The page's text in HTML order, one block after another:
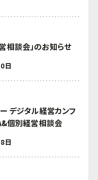
相談会」のお知らせ
日
デジタル経営カンフ
個別経営相談会
日